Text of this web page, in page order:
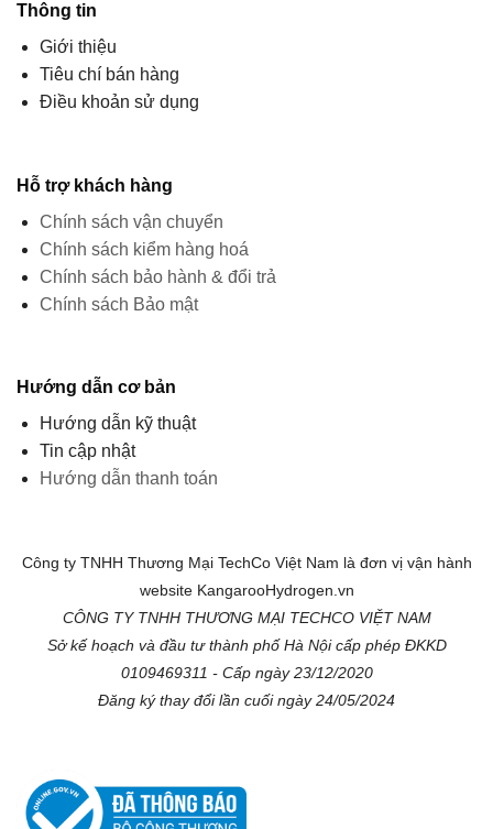
Thông tin
Giới thiệu
Tiêu chí bán hàng
Điều khoản sử dụng
Hỗ trợ khách hàng
Chính sách vận chuyển
Chính sách kiểm hàng hoá
Chính sách bảo hành & đổi trả
Chính sách Bảo mật
Hướng dẫn cơ bản
Hướng dẫn kỹ thuật
Tin cập nhật
Hướng dẫn thanh toán
Công ty TNHH Thương Mại TechCo Việt Nam là đơn vị vận hành
website KangarooHydrogen.vn
CÔNG TY TNHH THƯƠNG MẠI TECHCO VIỆT NAM
Sở kế hoạch và đầu tư thành phố Hà Nội cấp phép ĐKKD
0109469311 - Cấp ngày 23/12/2020
Đăng ký thay đổi lần cuối ngày 24/05/2024